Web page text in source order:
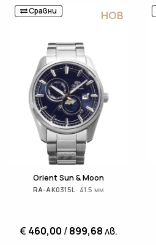
Сравни НОВ
Orient Sun & Moon
RA-AK0315L · 41.5 мм
€ 460,00 /899,68лв.